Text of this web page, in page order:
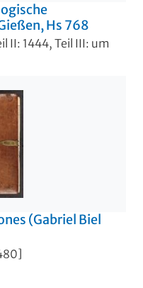
Hs 768
II: 1444, Teil III: um
(Gabriel Biel